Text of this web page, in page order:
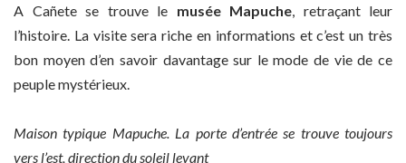
A Cañete se trouve le musée Mapuche, retraçant leur
l’histoire. La visite sera riche en informations et c’est un très
bon moyen d’en savoir davantage sur le mode de vie de ce
peuple mystérieux.
Maison typique Mapuche. La porte d’entrée se trouve toujours
vers l’est, direction du soleil levant